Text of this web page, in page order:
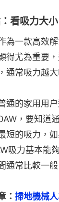
看吸力大
為一款高效
得尤為重要
通常吸力越
通的家用用
，要知道
短的吸力，
吸力基本能
通常比較一般
： 掃地機械